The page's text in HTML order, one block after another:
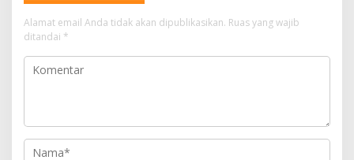
Alamat email Anda tidak akan dipublikasikan. Ruas yang wajib
ditandai *